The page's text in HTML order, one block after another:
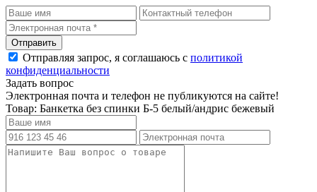
Отправляя запрос, я соглашаюсь с политикой
конфиденциальности
Задать вопрос
Электронная почта и телефон не публикуются на сайте!
Товар: Банкетка без спинки Б-5 белый/андрис бежевый